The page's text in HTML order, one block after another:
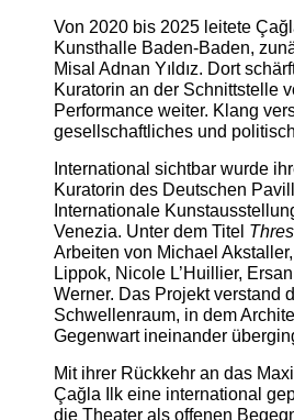
Von 2020 bis 2025 leitete
Kunsthalle Baden-Baden,
Misal Adnan Yıldız. Dort
Kuratorin an der Schnittstelle
Performance weiter. Klang
gesellschaftliches und
International sichtbar wurde
Kuratorin des Deutschen
Internationale
Venezia. Unter dem Titel
Arbeiten von Michael
Lippok, Nicole L’Huillier,
Werner. Das Projekt verstand
Schwellenraum, in dem
Gegenwart ineinander
Mit ihrer Rückkehr an das
Çağla Ilk eine international
die Theater als offenen